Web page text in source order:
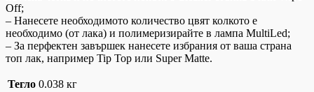
Off;
– Нанесете необходимото количество цвят колкото е
необходимо (от лака) и полимеризирайте в лампа MultiLed;
– За перфектен завършек нанесете избрания от ваша страна
топ лак, например Tip Top или Super Matte.
Тегло 0.038 кг